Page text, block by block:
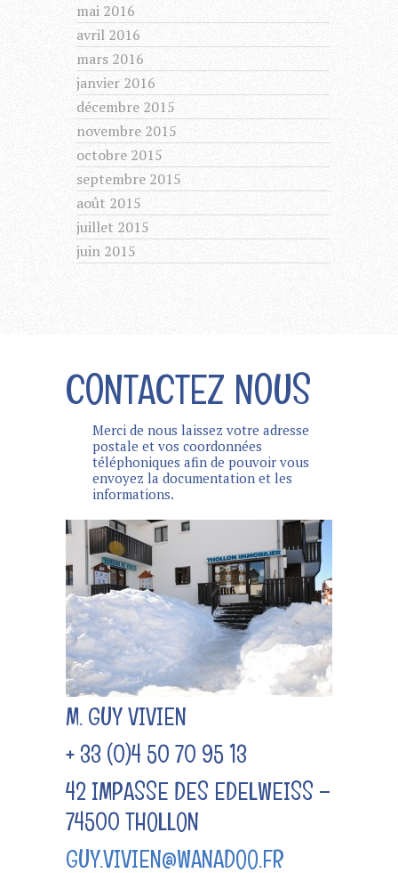
mai 2016
avril 2016
mars 2016
janvier 2016
décembre 2015
novembre 2015
octobre 2015
septembre 2015
août 2015
juillet 2015
juin 2015
CONTACTEZ NOUS
Merci de nous laissez votre adresse
postale et vos coordonnées
téléphoniques afin de pouvoir vous
envoyez la documentation et les
informations.
M. GUY VIVIEN
+ 33 (0)4 50 70 95 13
42 IMPASSE DES EDELWEISS –
74500 THOLLON
GUY.VIVIEN@WANADOO.FR